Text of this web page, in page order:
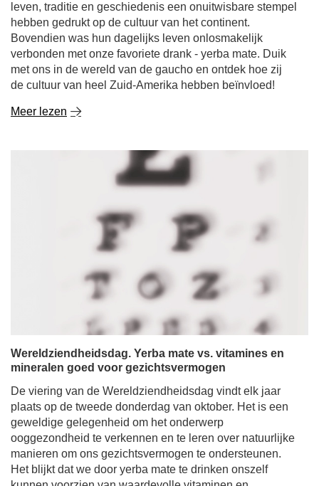
leven, traditie en geschiedenis een onuitwisbare stempel
hebben gedrukt op de cultuur van het continent.
Bovendien was hun dagelijks leven onlosmakelijk
verbonden met onze favoriete drank - yerba mate. Duik
met ons in de wereld van de gaucho en ontdek hoe zij
de cultuur van heel Zuid-Amerika hebben beïnvloed!
Meer lezen
Wereldziendheidsdag. Yerba mate vs. vitamines en
mineralen goed voor gezichtsvermogen
De viering van de Wereldziendheidsdag vindt elk jaar
plaats op de tweede donderdag van oktober. Het is een
geweldige gelegenheid om het onderwerp
ooggezondheid te verkennen en te leren over natuurlijke
manieren om ons gezichtsvermogen te ondersteunen.
Het blijkt dat we door yerba mate te drinken onszelf